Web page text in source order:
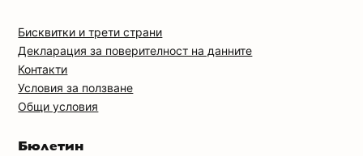
Бисквитки и трети страни
Декларация за поверителност на данните
Контакти
Условия за ползване
Общи условия
Бюлетин